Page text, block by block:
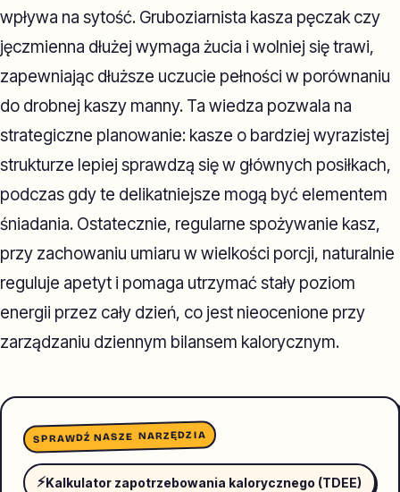
wpływa na sytość. Gruboziarnista kasza pęczak czy
jęczmienna dłużej wymaga żucia i wolniej się trawi,
zapewniając dłuższe uczucie pełności w porównaniu
do drobnej kaszy manny. Ta wiedza pozwala na
strategiczne planowanie: kasze o bardziej wyrazistej
strukturze lepiej sprawdzą się w głównych posiłkach,
podczas gdy te delikatniejsze mogą być elementem
śniadania. Ostatecznie, regularne spożywanie kasz,
przy zachowaniu umiaru w wielkości porcji, naturalnie
reguluje apetyt i pomaga utrzymać stały poziom
energii przez cały dzień, co jest nieocenione przy
zarządzaniu dziennym bilansem kalorycznym.
SPRAWDŹ NASZE NARZĘDZIA
⚡Kalkulator zapotrzebowania kalorycznego (TDEE)